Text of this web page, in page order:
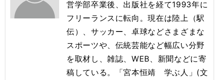
営学部卒業後、出版社を経て1993年に
フリーランスに転向。現在は陸上（駅
伝）、サッカー、卓球などさまざまな
スポーツや、伝統芸能など幅広い分野
を取材し、雑誌、WEB、新聞などに寄
稿している。「宮本恒靖 学ぶ人」(文